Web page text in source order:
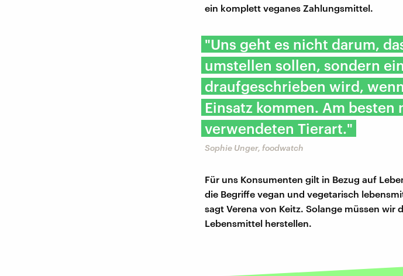
ein komplett veganes Zahlungsmittel.
"Uns geht es nicht darum,
umstellen sollen, sondern
draufgeschrieben wird,
Einsatz kommen. Am
verwendeten Tierart."
Sophie Unger, foodwatch
Für uns Konsumenten gilt in Bezug auf
die Begriffe vegan und vegetarisch
sagt Verena von Keitz. Solange müssen wir
Lebensmittel herstellen.